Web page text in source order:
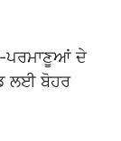
ਪਰਮਾਣੂਆਂ ਦੇ
ਲਈ ਬੋਹਰ